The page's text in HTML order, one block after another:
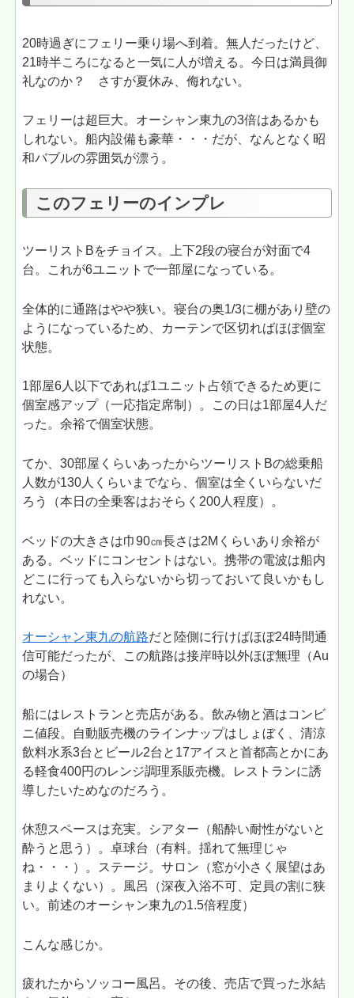
20時過ぎにフェリー乗り場へ到着。無人だったけど、
21時半ころになると一気に人が増える。今日は満員御
礼なのか？ さすが夏休み、侮れない。
フェリーは超巨大。オーシャン東九の3倍はあるかも
しれない。船内設備も豪華・・・だが、なんとなく昭
和バブルの雰囲気が漂う。
このフェリーのインプレ
ツーリストBをチョイス。上下2段の寝台が対面で4
台。これが6ユニットで一部屋になっている。
全体的に通路はやや狭い。寝台の奥1/3に棚があり壁の
ようになっているため、カーテンで区切ればほぼ個室
状態。
1部屋6人以下であれば1ユニット占領できるため更に
個室感アップ（一応指定席制）。この日は1部屋4人だ
った。余裕で個室状態。
てか、30部屋くらいあったからツーリストBの総乗船
人数が130人くらいまでなら、個室は全くいらないだ
ろう（本日の全乗客はおそらく200人程度）。
ベッドの大きさは巾90㎝長さは2Mくらいあり余裕が
ある。ベッドにコンセントはない。携帯の電波は船内
どこに行っても入らないから切っておいて良いかもし
れない。
オーシャン東九の航路だと陸側に行けばほぼ24時間通
信可能だったが、この航路は接岸時以外ほぼ無理（Au
の場合）
船にはレストランと売店がある。飲み物と酒はコンビ
ニ値段。自動販売機のラインナップはしょぼく、清涼
飲料水系3台とビール2台と17アイスと首都高とかにあ
る軽食400円のレンジ調理系販売機。レストランに誘
導したいためなのだろう。
休憩スペースは充実。シアター（船酔い耐性がないと
酔うと思う）。卓球台（有料。揺れて無理じゃ
ね・・・）。ステージ。サロン（窓が小さく展望はあ
まりよくない）。風呂（深夜入浴不可、定員の割に狭
い。前述のオーシャン東九の1.5倍程度）
こんな感じか。
疲れたからソッコー風呂。その後、売店で買った氷結